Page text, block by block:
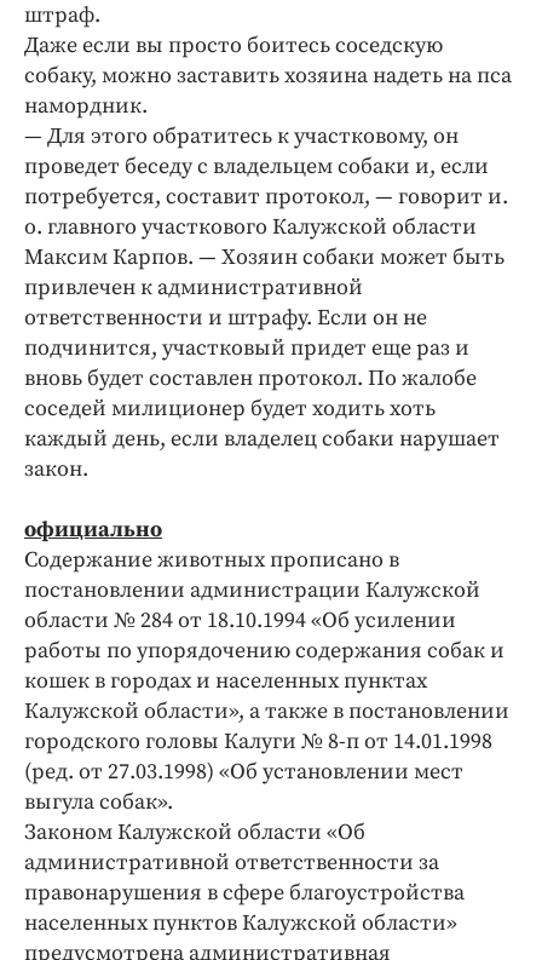
штраф.
Даже если вы просто боитесь соседскую
собаку, можно заставить хозяина надеть на пса
намордник.
— Для этого обратитесь к участковому, он
проведет беседу с владельцем собаки и, если
потребуется, составит протокол, — говорит и.
о. главного участкового Калужской области
Максим Карпов. — Хозяин собаки может быть
привлечен к административной
ответственности и штрафу. Если он не
подчинится, участковый придет еще раз и
вновь будет составлен протокол. По жалобе
соседей милиционер будет ходить хоть
каждый день, если владелец собаки нарушает
закон.
официально
Содержание животных прописано в
постановлении администрации Калужской
области № 284 от 18.10.1994 «Об усилении
работы по упорядочению содержания собак и
кошек в городах и населенных пунктах
Калужской области», а также в постановлении
городского головы Калуги № 8-п от 14.01.1998
(ред. от 27.03.1998) «Об установлении мест
выгула собак».
Законом Калужской области «Об
административной ответственности за
правонарушения в сфере благоустройства
населенных пунктов Калужской области»
предусмотрена административная